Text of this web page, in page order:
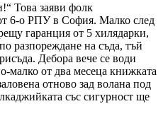
Това заяви фолк
6-о РПУ в София. Малко след
гаранция от 5 хилядарки,
разпореждане на съда, тъй
Дебора вече се води
малко от два месеца книжката
отново зад волана под
със сигурност ще